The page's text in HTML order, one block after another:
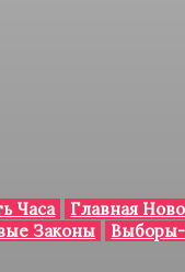
Часа Главная
Законы Выборы-